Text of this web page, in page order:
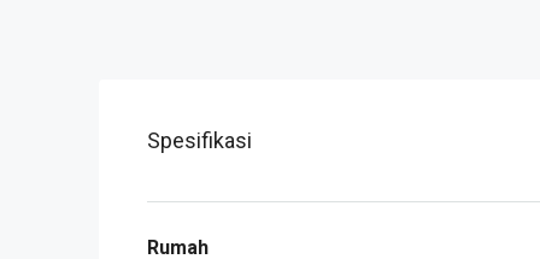
Spesifikasi
Rumah